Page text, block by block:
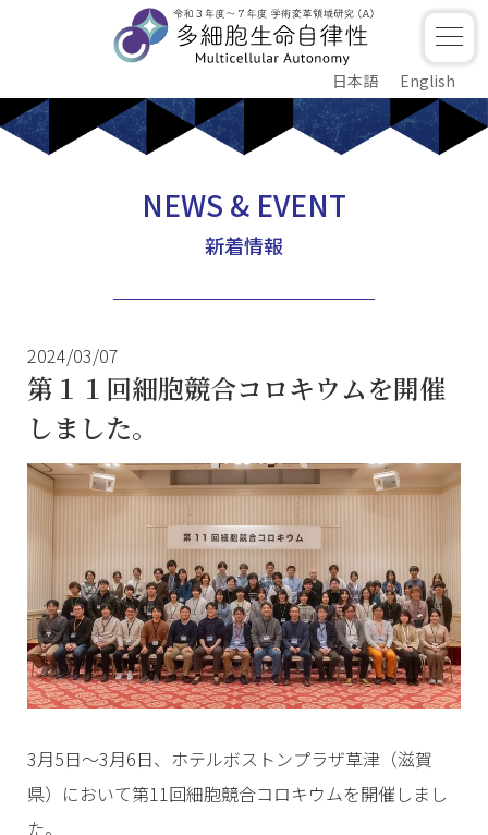
English
日本語
NEWS & EVENT
新着情報
2024/03/07
第１１回細胞競合コロキウムを開催
しました。
3月5日～3月6日、ホテルボストンプラザ草津（滋賀
県）において第11回細胞競合コロキウムを開催しまし
た。